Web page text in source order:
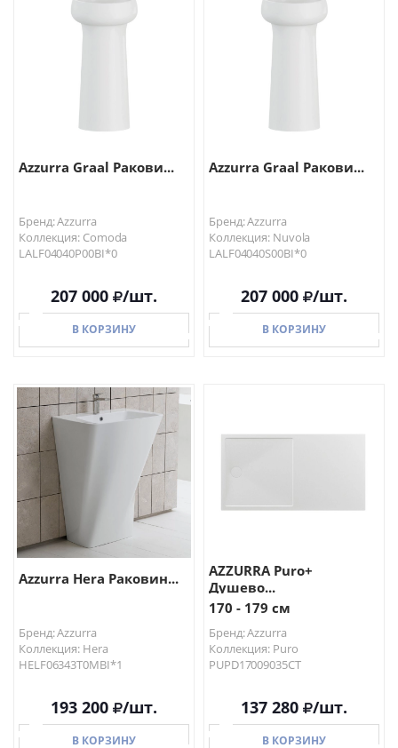
В КОРЗИНУ В КОРЗИНУ
Azzurra Graal Ракови...
Бренд: Azzurra
Коллекция: Comoda
LALF04040P00BI*0
207 000 /шт.
В КОРЗИНУ
В КОРЗИНУ
Azzurra Graal Ракови...
Бренд: Azzurra
Коллекция: Nuvola
LALF04040S00BI*0
207 000 /шт.
В КОРЗИНУ
Azzurra Hera Раковин...
Бренд: Azzurra
Коллекция: Hera
HELF06343T0MBI*1
193 200 /шт.
В КОРЗИНУ
AZZURRA Puro+
Душево...
170 - 179 см
Бренд: Azzurra
Коллекция: Puro
PUPD17009035CT
137 280 /шт.
В КОРЗИНУ